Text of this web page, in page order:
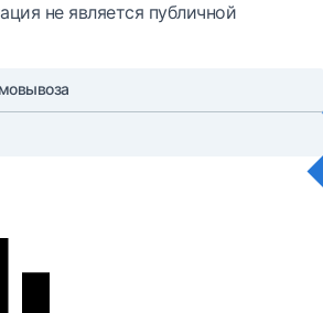
не является публичной